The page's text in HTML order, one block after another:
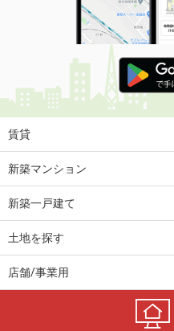
賃貸
新築マンション
新築一戸建て
土地を探す
店舗/事業用